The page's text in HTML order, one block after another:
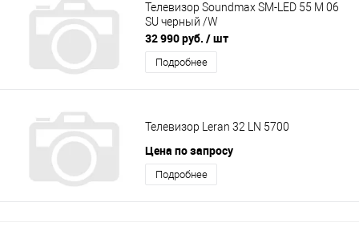
Телевизор Soundmax SM-LED 55 M 06
SU черный /W
32 990 руб. / шт
Подробнее
Телевизор Leran 32 LN 5700
Цена по запросу
Подробнее